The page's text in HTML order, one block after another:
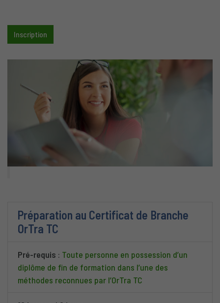
Inscription
Préparation au Certificat de Branche
OrTra TC
Pré-requis : Toute personne en possession d’un
diplôme de fin de formation dans l’une des
méthodes reconnues par l’OrTra TC